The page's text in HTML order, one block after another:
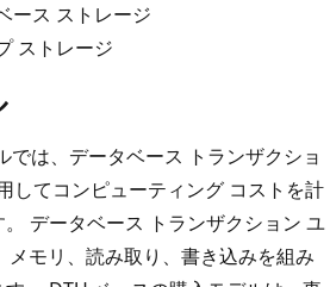
ース ストレージ
ストレージ
では、データベース トランザクショ
してコンピューティング コストを計
データベース トランザクション ユ
メモリ、読み取り、書き込みを組み